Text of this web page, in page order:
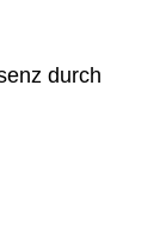
durch